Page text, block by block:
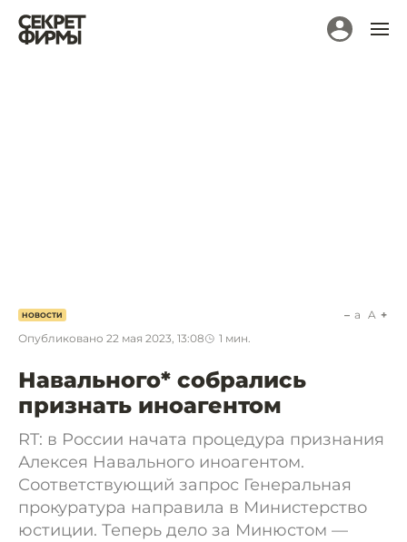
НОВОСТИ
Опубликовано 22 мая 2023, 13:08 1 мин.
a A
Навального* собрались
признать иноагентом
RT: в России начата процедура признания
Алексея Навального иноагентом.
Соответствующий запрос Генеральная
прокуратура направила в Министерство
юстиции. Теперь дело за Минюстом —